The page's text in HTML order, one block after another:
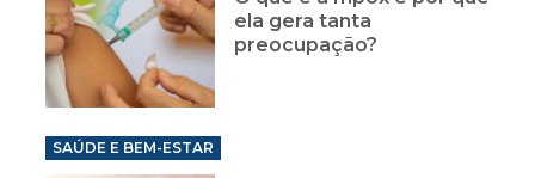
ela gera tanta
preocupação?
SAÚDE E BEM-ESTAR